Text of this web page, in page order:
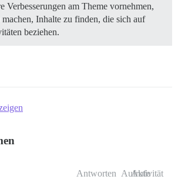
Verbesserungen am Theme vornehmen,
machen, Inhalte zu finden, die sich auf
beziehen.
Antworten Aufrufe
Aktivität